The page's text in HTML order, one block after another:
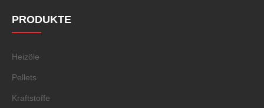
PRODUKTE
Heizöle
Pellets
Kraftstoffe